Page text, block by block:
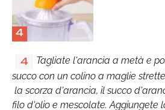
4
4
Tagliate l'arancia a metà e
succo con un colino a maglie
la scorza d'arancia, il succo
filo d'olio e mescolate. Aggiungete